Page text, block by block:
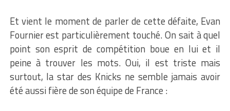
Et vient le moment de parler de cette défaite, Evan
Fournier est particulièrement touché. On sait à quel
point son esprit de compétition boue en lui et il
peine à trouver les mots. Oui, il est triste mais
surtout, la star des Knicks ne semble jamais avoir
été aussi fière de son équipe de France :